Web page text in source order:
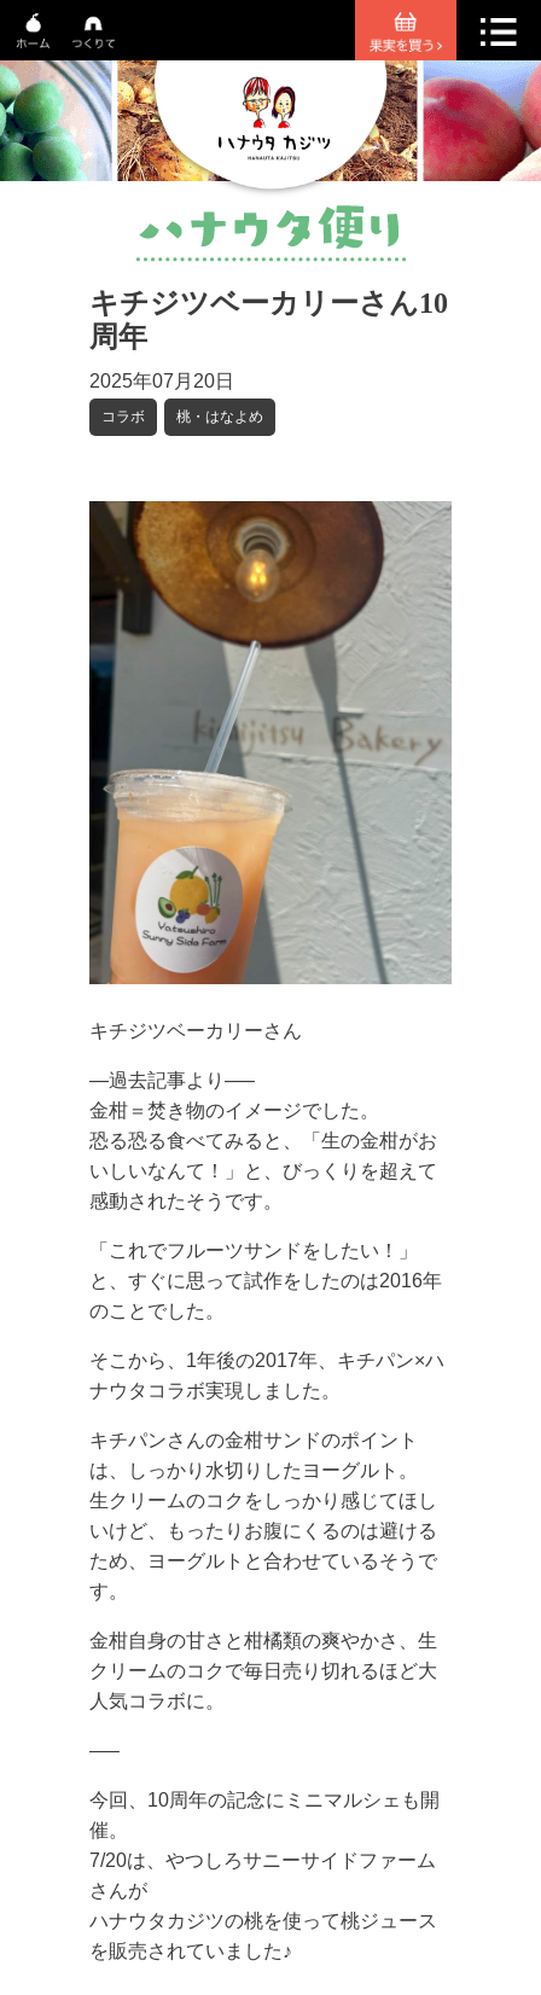
キチジツベーカリーさん10
周年
2025年07月20日
コラボ 桃・はなよめ
キチジツベーカリーさん
—過去記事より—–
金柑＝焚き物のイメージでした。
恐る恐る食べてみると、「生の金柑がお
いしいなんて！」と、びっくりを超えて
感動されたそうです。
「これでフルーツサンドをしたい！」
と、すぐに思って試作をしたのは2016年
のことでした。
そこから、1年後の2017年、キチパン×ハ
ナウタコラボ実現しました。
キチパンさんの金柑サンドのポイント
は、しっかり水切りしたヨーグルト。
生クリームのコクをしっかり感じてほし
いけど、もったりお腹にくるのは避ける
ため、ヨーグルトと合わせているそうで
す。
金柑自身の甘さと柑橘類の爽やかさ、生
クリームのコクで毎日売り切れるほど大
人気コラボに。
—–
今回、10周年の記念にミニマルシェも開
催。
7/20は、やつしろサニーサイドファーム
さんが
ハナウタカジツの桃を使って桃ジュース
を販売されていました♪